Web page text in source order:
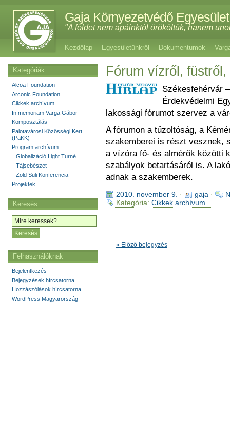
Gaja Környezetvédő Egyesület
"A földet nem apáinktól örököltük, hanem
Kezdőlap Egyesületünkről Dokumentumok
Fórum vízről,
Székesfehérvár
Érdekvédelmi
lakossági fórumot szervez a
A fórumon a tűzoltóság, a
szakemberei is részt vesznek,
a vízóra fő- és almérők közötti
szabályok betartásáról is. A
adnak a szakemberek.
2010. november 9. · gaja ·
Kategória: Cikkek archívum
« Előző bejegyzés
Kategóriák
Alcoa Foundation
Arconic Foundation
Cikkek archívum
In memoriam Varga Gábor
Komposztálás
Palotavárosi Közösségi Kert
(PaKK)
Program archívum
Globalizáció Light Turné
Tájsebészet
Zöld Suli Konferencia
Projektek
Keresés
Felhasználóknak
Bejelentkezés
Bejegyzések hírcsatorna
Hozzászólások hírcsatorna
WordPress Magyarország